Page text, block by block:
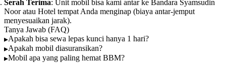
Serah Terima: Unit mobil bisa kami antar ke Bandara Syamsudin
Noor atau Hotel tempat Anda menginap (biaya antar-jemput
menyesuaikan jarak).
Tanya Jawab (FAQ)
Apakah bisa sewa lepas kunci hanya 1 hari?
Apakah mobil diasuransikan?
Mobil apa yang paling hemat BBM?